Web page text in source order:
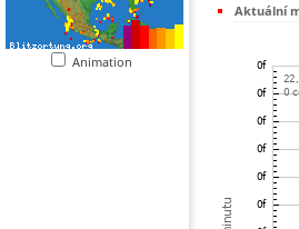
Animation
Aktuální